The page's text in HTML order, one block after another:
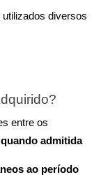
diversos
admitida
ao período
entre os